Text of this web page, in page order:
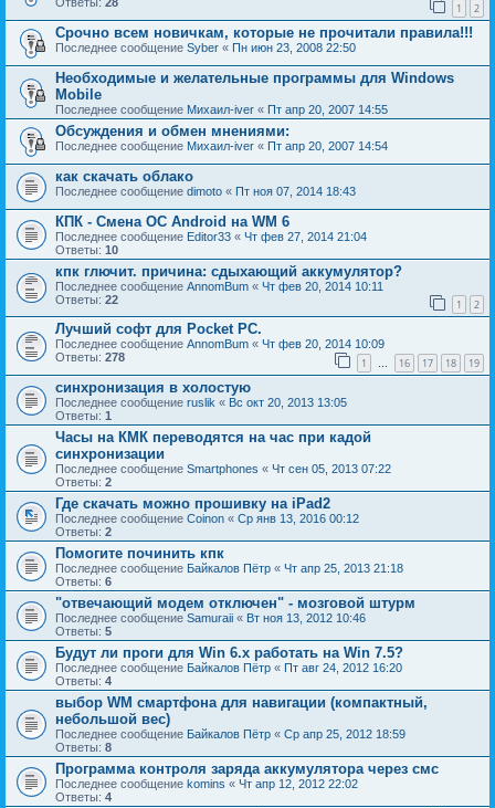
1 2
Срочно всем новичкам, которые не прочитали правила!!!
Последнее сообщение Syber « Пн июн 23, 2008 22:50
Необходимые и желательные программы для Windows
Mobile
Последнее сообщение Михаил-iver « Пт апр 20, 2007 14:55
Обсуждения и обмен мнениями:
Последнее сообщение Михаил-iver « Пт апр 20, 2007 14:54
как скачать облако
Последнее сообщение dimoto « Пт ноя 07, 2014 18:43
КПК - Смена ОС Android на WM 6
Последнее сообщение Editor33 « Чт фев 27, 2014 21:04
Ответы: 10
кпк глючит. причина: сдыхающий аккумулятор?
Последнее сообщение AnnomBum « Чт фев 20, 2014 10:11
Ответы: 22 1 2
Лучший софт для Pocket PC.
Последнее сообщение AnnomBum « Чт фев 20, 2014 10:09
Ответы: 278 1 … 16 17 18 19
синхронизация в холостую
Последнее сообщение ruslik « Вс окт 20, 2013 13:05
Ответы: 1
Часы на КМК переводятся на час при кадой
синхронизации
Последнее сообщение Smartphones « Чт сен 05, 2013 07:22
Ответы: 2
Где скачать можно прошивку на iPad2
Последнее сообщение Coinon « Ср янв 13, 2016 00:12
Ответы: 2
Помогите починить кпк
Последнее сообщение Байкалов Пётр « Чт апр 25, 2013 21:18
Ответы: 6
"отвечающий модем отключен" - мозговой штурм
Последнее сообщение Samuraii « Вт ноя 13, 2012 10:46
Ответы: 5
Будут ли проги для Win 6.x работать на Win 7.5?
Последнее сообщение Байкалов Пётр « Пт авг 24, 2012 16:20
Ответы: 4
выбор WM смартфона для навигации (компактный,
небольшой вес)
Последнее сообщение Байкалов Пётр « Ср апр 25, 2012 18:59
Ответы: 8
Программа контроля заряда аккумулятора через смс
Последнее сообщение komins « Чт апр 12, 2012 22:02
Ответы: 4